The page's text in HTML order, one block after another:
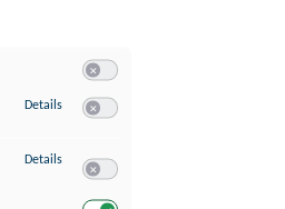
Details zu Speichern von oder Zugriff auf
Details zu Verwendung reduzierter Daten zur